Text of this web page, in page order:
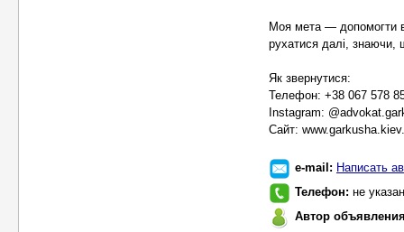
Моя мета — допомогти
рухатися далі, знаючи,
Як звернутися:
Телефон: +38 067 578
Instagram:
Сайт:
e-mail: Написать
Телефон: не указан
Автор